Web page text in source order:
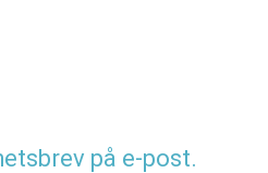
på e-post.